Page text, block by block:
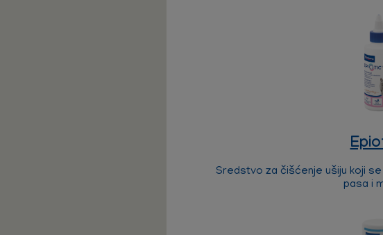
Sredstvo za čišćenje ušiju koji
pasa i